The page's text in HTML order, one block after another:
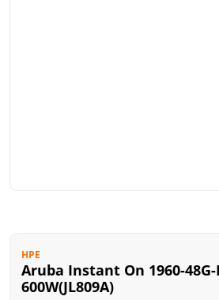
HPE
Aruba Instant On 1960-48G-
600W(JL809A)